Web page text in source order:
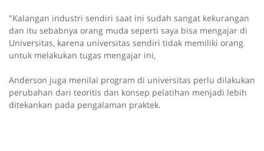
"Kalangan industri sendiri saat ini sudah sangat kekurangan
dan itu sebabnya orang muda seperti saya bisa mengajar di
Universitas, karena universitas sendiri tidak memiliki orang
untuk melakukan tugas mengajar ini,
Anderson juga menilai program di universitas perlu dilakukan
perubahan dari teoritis dan konsep pelatihan menjadi lebih
ditekankan pada pengalaman praktek.